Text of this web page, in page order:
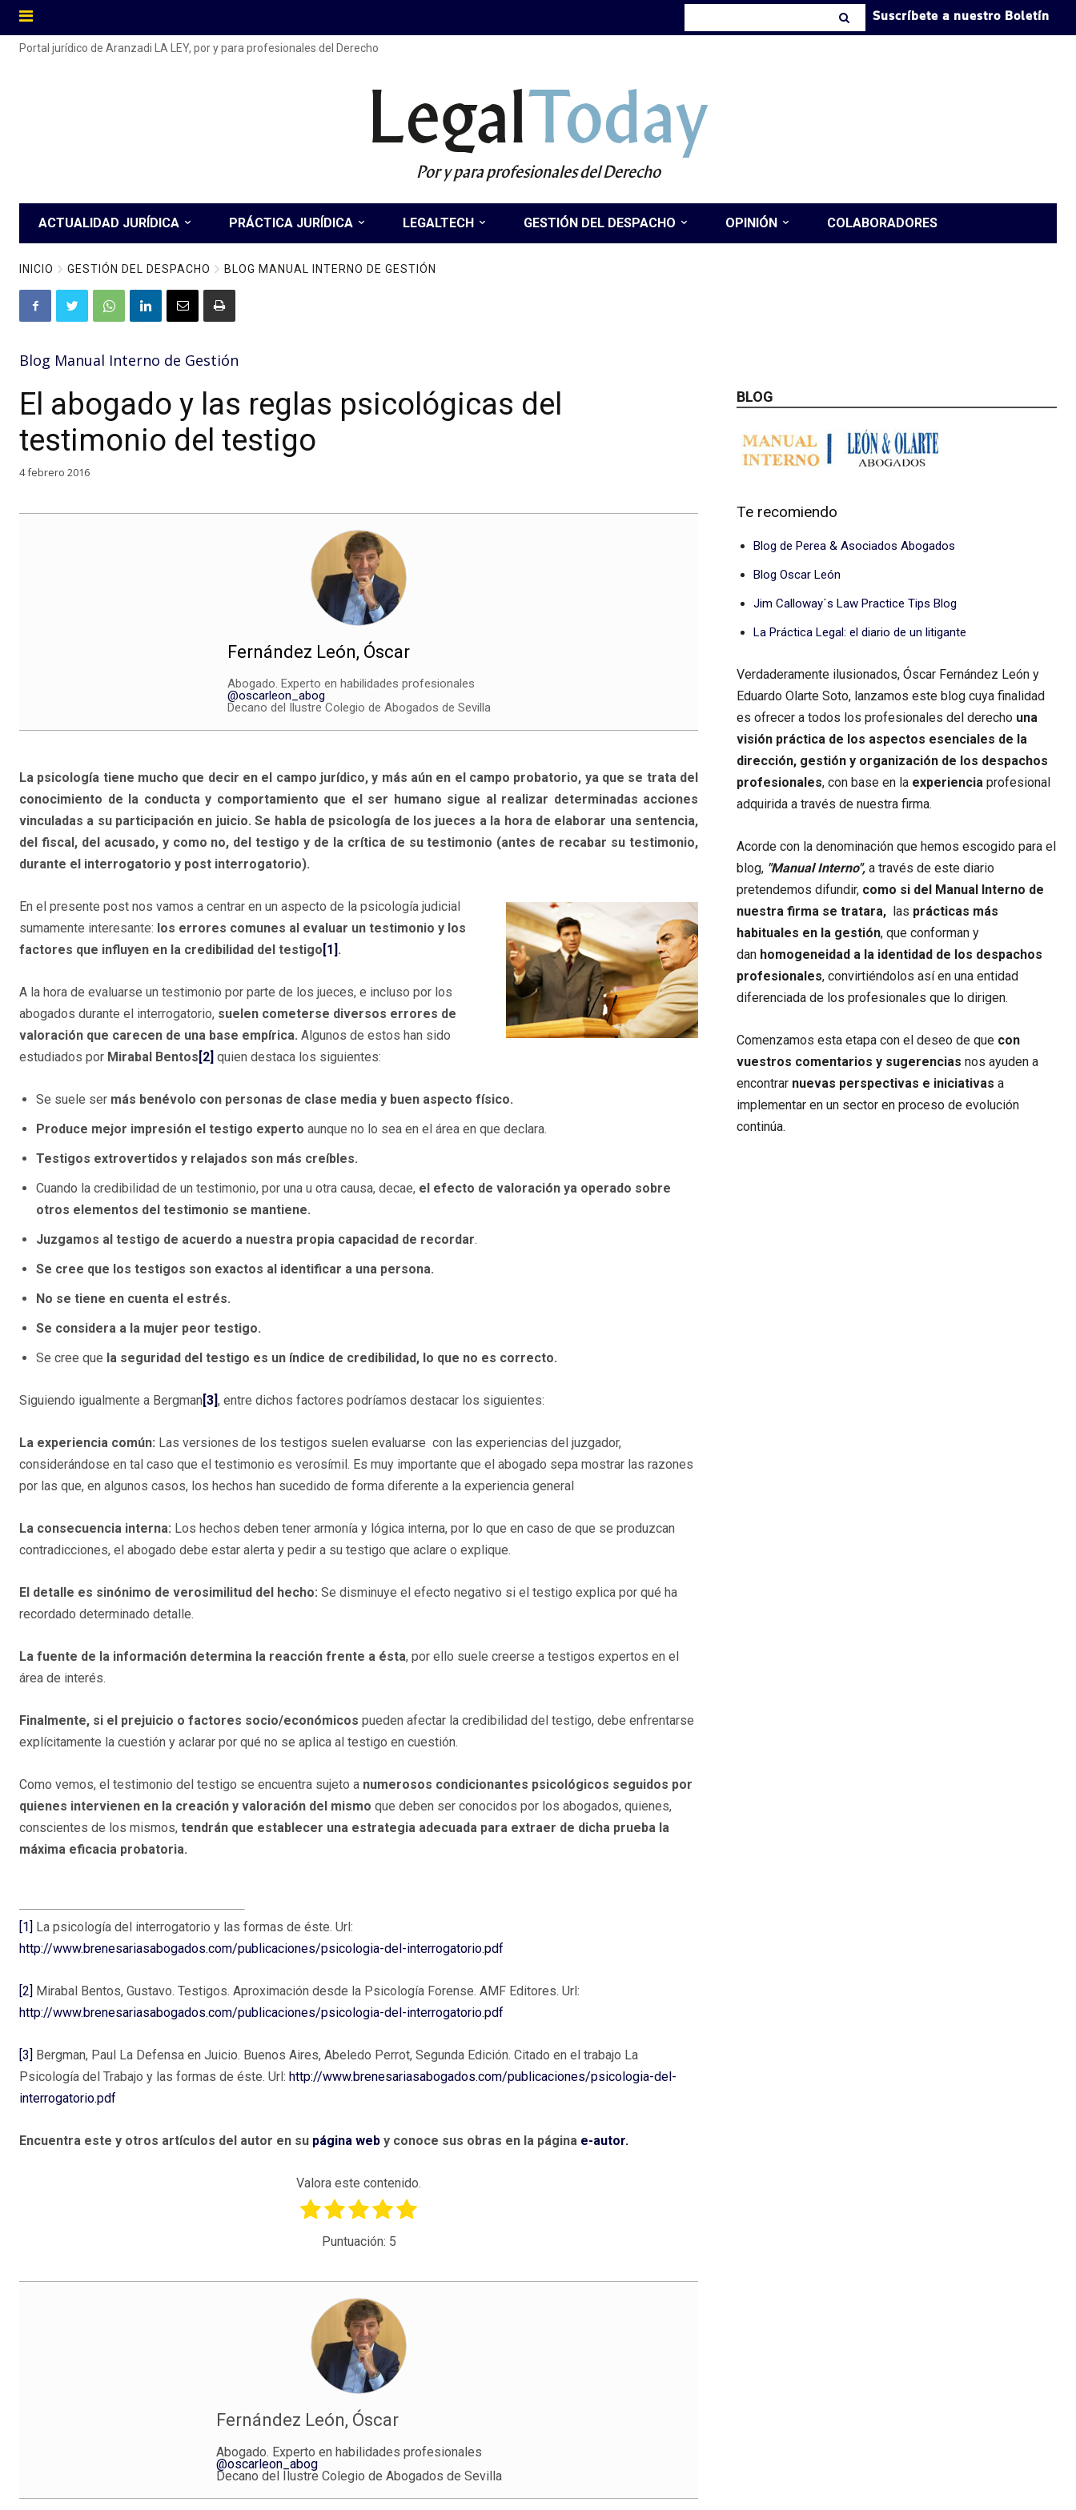
Suscríbete a nuestro Boletín
Portal jurídico de Aranzadi LA LEY, por y para profesionales del Derecho
LegalToday
Por y para profesionales del Derecho
ACTUALIDAD JURÍDICA PRÁCTICA JURÍDICA LEGALTECH GESTIÓN DEL DESPACHO OPINIÓN COLABORADORES
INICIO GESTIÓN DEL DESPACHO BLOG MANUAL INTERNO DE GESTIÓN
Blog Manual Interno de Gestión
El abogado y las reglas psicológicas del
testimonio del testigo
4 febrero 2016
Fernández León, Óscar
Abogado. Experto en habilidades profesionales
@oscarleon_abog
Decano del Ilustre Colegio de Abogados de Sevilla
La psicología tiene mucho que decir en el campo jurídico, y más aún en el campo probatorio, ya que se trata del
conocimiento de la conducta y comportamiento que el ser humano sigue al realizar determinadas acciones
vinculadas a su participación en juicio. Se habla de psicología de los jueces a la hora de elaborar una sentencia,
del fiscal, del acusado, y como no, del testigo y de la crítica de su testimonio (antes de recabar su testimonio,
durante el interrogatorio y post interrogatorio).
En el presente post nos vamos a centrar en un aspecto de la psicología judicial
sumamente interesante: los errores comunes al evaluar un testimonio y los
factores que influyen en la credibilidad del testigo [1] .
A la hora de evaluarse un testimonio por parte de los jueces, e incluso por los
abogados durante el interrogatorio, suelen cometerse diversos errores de
valoración que carecen de una base empírica. Algunos de estos han sido
estudiados por Mirabal Bentos [2] quien destaca los siguientes:
Se suele ser más benévolo con personas de clase media y buen aspecto físico.
Produce mejor impresión el testigo experto aunque no lo sea en el área en que declara.
Testigos extrovertidos y relajados son más creíbles.
Cuando la credibilidad de un testimonio, por una u otra causa, decae, el efecto de valoración ya operado sobre
otros elementos del testimonio se mantiene.
Juzgamos al testigo de acuerdo a nuestra propia capacidad de recordar.
Se cree que los testigos son exactos al identificar a una persona.
No se tiene en cuenta el estrés.
Se considera a la mujer peor testigo.
Se cree que la seguridad del testigo es un índice de credibilidad, lo que no es correcto.
Siguiendo igualmente a Bergman [3], entre dichos factores podríamos destacar los siguientes:
La experiencia común: Las versiones de los testigos suelen evaluarse con las experiencias del juzgador,
considerándose en tal caso que el testimonio es verosímil. Es muy importante que el abogado sepa mostrar las razones
por las que, en algunos casos, los hechos han sucedido de forma diferente a la experiencia general
La consecuencia interna: Los hechos deben tener armonía y lógica interna, por lo que en caso de que se produzcan
contradicciones, el abogado debe estar alerta y pedir a su testigo que aclare o explique.
El detalle es sinónimo de verosimilitud del hecho: Se disminuye el efecto negativo si el testigo explica por qué ha
recordado determinado detalle.
La fuente de la información determina la reacción frente a ésta, por ello suele creerse a testigos expertos en el
área de interés.
Finalmente, si el prejuicio o factores socio/económicos pueden afectar la credibilidad del testigo, debe enfrentarse
explícitamente la cuestión y aclarar por qué no se aplica al testigo en cuestión.
Como vemos, el testimonio del testigo se encuentra sujeto a numerosos condicionantes psicológicos seguidos por
quienes intervienen en la creación y valoración del mismo que deben ser conocidos por los abogados, quienes,
conscientes de los mismos, tendrán que establecer una estrategia adecuada para extraer de dicha prueba la
máxima eficacia probatoria.
[1] La psicología del interrogatorio y las formas de éste. Url:
http://www.brenesariasabogados.com/publicaciones/psicologia-del-interrogatorio.pdf
[2] Mirabal Bentos, Gustavo. Testigos. Aproximación desde la Psicología Forense. AMF Editores. Url:
http://www.brenesariasabogados.com/publicaciones/psicologia-del-interrogatorio.pdf
[3] Bergman, Paul La Defensa en Juicio. Buenos Aires, Abeledo Perrot, Segunda Edición. Citado en el trabajo La
Psicología del Trabajo y las formas de éste. Url: http://www.brenesariasabogados.com/publicaciones/psicologia-del-
interrogatorio.pdf
Encuentra este y otros artículos del autor en su página web y conoce sus obras en la página e-autor.
Valora este contenido.
Puntuación: 5
Fernández León, Óscar
Abogado. Experto en habilidades profesionales
@oscarleon_abog
Decano del Ilustre Colegio de Abogados de Sevilla
BLOG
Te recomiendo
Blog de Perea & Asociados Abogados
Blog Oscar León
Jim Calloway´s Law Practice Tips Blog
La Práctica Legal: el diario de un litigante
Verdaderamente ilusionados, Óscar Fernández León y
Eduardo Olarte Soto, lanzamos este blog cuya finalidad
es ofrecer a todos los profesionales del derecho una
visión práctica de los aspectos esenciales de la
dirección, gestión y organización de los despachos
profesionales, con base en la experiencia profesional
adquirida a través de nuestra firma.
Acorde con la denominación que hemos escogido para el
blog, "Manual Interno", a través de este diario
pretendemos difundir, como si del Manual Interno de
nuestra firma se tratara, las prácticas más
habituales en la gestión, que conforman y
dan homogeneidad a la identidad de los despachos
profesionales, convirtiéndolos así en una entidad
diferenciada de los profesionales que lo dirigen.
Comenzamos esta etapa con el deseo de que con
vuestros comentarios y sugerencias nos ayuden a
encontrar nuevas perspectivas e iniciativas a
implementar en un sector en proceso de evolución
continúa.